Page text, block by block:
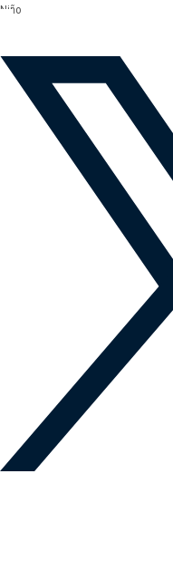
Niño